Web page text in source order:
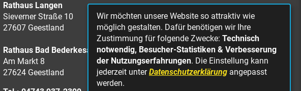
Rathaus Langen
Sieverner Straße 10
27607 Geestland
Rathaus Bad Bederkesa
Am Markt 8
27624 Geestland
Online Rathaus
Was erledige ich wo?
Stellenangebote
Mängelmeldung
Wir möchten unsere Website so attraktiv wie
möglich gestalten. Dafür benötigen wir Ihre
Zustimmung für folgende Zwecke: Technisch
notwendig, Besucher-Statistiken & Verbesserung
der Nutzungserfahrungen. Die Einstellung kann
jederzeit unterDatenschutzerklärung angepasst
werden.